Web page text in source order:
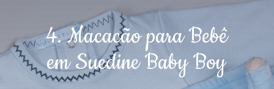
4. Macacão para Bebê
em Suedine Baby Boy